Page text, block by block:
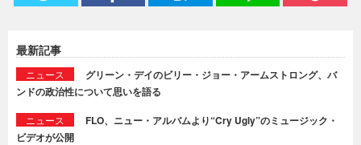
最新記事
ニュース
グリーン・デイのビリー・ジョー・アームストロング、バ
ンドの政治性について思いを語る
ニュース
FLO、ニュー・アルバムより“Cry Ugly”のミュージック・
ビデオが公開